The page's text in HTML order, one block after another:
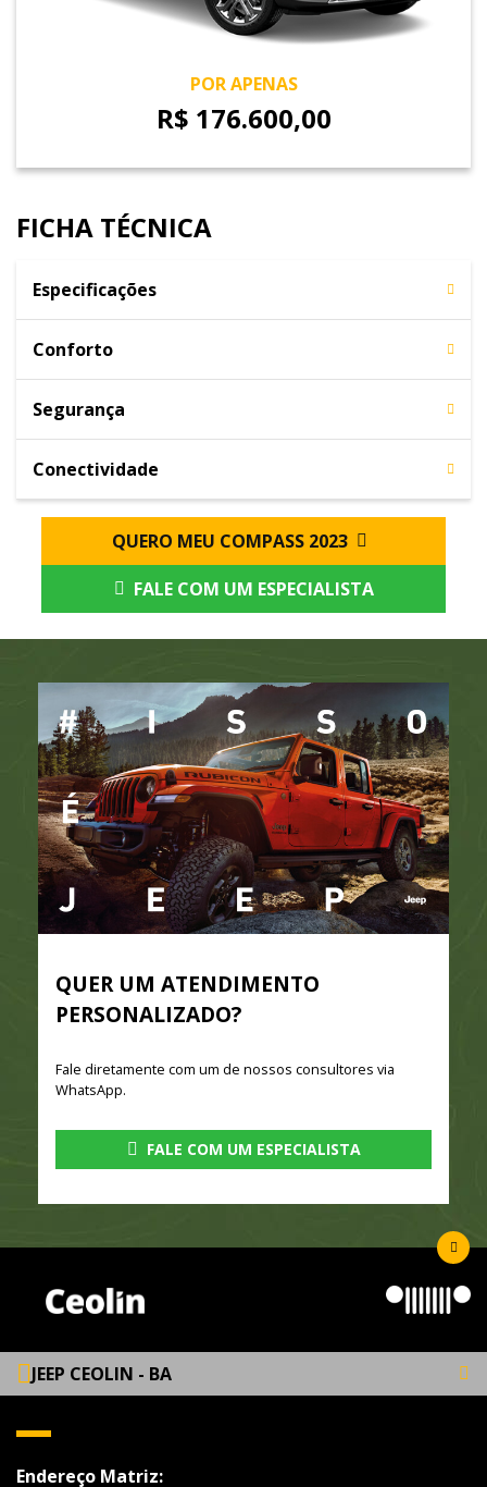
POR APENAS
R$ 176.600,00
FICHA TÉCNICA
Especificações
Conforto
Segurança
Conectividade
QUERO MEU COMPASS 2023
FALE COM UM ESPECIALISTA
QUER UM ATENDIMENTO
PERSONALIZADO?
Fale diretamente com um de nossos consultores via
WhatsApp.
FALE COM UM ESPECIALISTA
JEEP CEOLIN - BA
Endereço Matriz: